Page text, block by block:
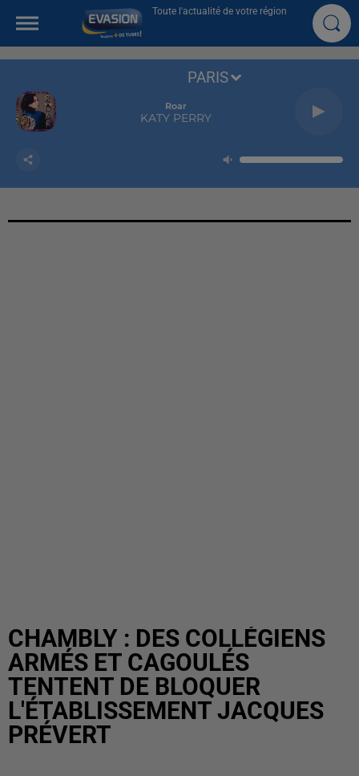
Toute l'actualité de votre région
Roar
KATY PERRY
PARIS
CHAMBLY : DES COLLÉGIENS
ARMÉS ET CAGOULÉS
TENTENT DE BLOQUER
L'ÉTABLISSEMENT JACQUES
PRÉVERT